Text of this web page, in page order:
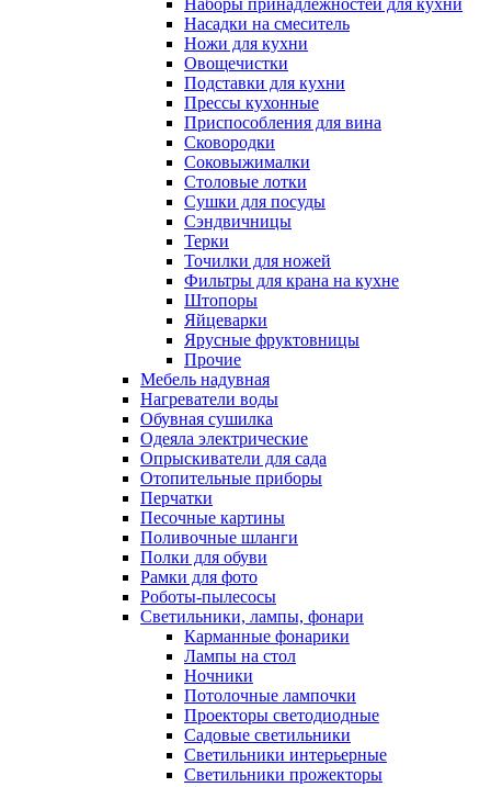
Наборы принадлежностей для кухни
Насадки на смеситель
Ножи для кухни
Овощечистки
Подставки для кухни
Прессы кухонные
Приспособления для вина
Сковородки
Соковыжималки
Столовые лотки
Сушки для посуды
Сэндвичницы
Терки
Точилки для ножей
Фильтры для крана на кухне
Штопоры
Яйцеварки
Ярусные фруктовницы
Прочие
Мебель надувная
Нагреватели воды
Обувная сушилка
Одеяла электрические
Опрыскиватели для сада
Отопительные приборы
Перчатки
Песочные картины
Поливочные шланги
Полки для обуви
Рамки для фото
Роботы-пылесосы
Светильники, лампы, фонари
Карманные фонарики
Лампы на стол
Ночники
Потолочные лампочки
Проекторы светодиодные
Садовые светильники
Светильники интерьерные
Светильники прожекторы